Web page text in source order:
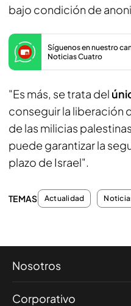
bajo condición de
Síguenos en nuestro
Noticias Cuatro
"Es más, se trata del
conseguir la liberación
de las milicias
puede garantizar la
plazo de Israel".
TEMAS Actualidad
Nosotros
Corporativo